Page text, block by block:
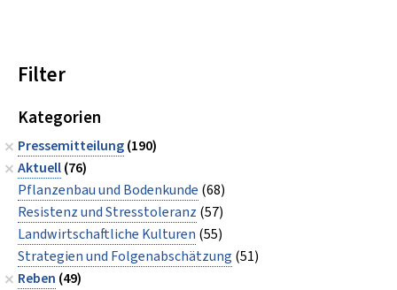
Filter
Kategorien
Pressemitteilung(190)
Aktuell(76)
Pflanzenbau und Bodenkunde (68)
Resistenz und Stresstoleranz (57)
Landwirtschaftliche Kulturen (55)
Strategien und Folgenabschätzung (51)
Reben (49)